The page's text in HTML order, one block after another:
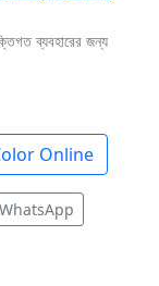
ব্যবহারের জন্য
Online